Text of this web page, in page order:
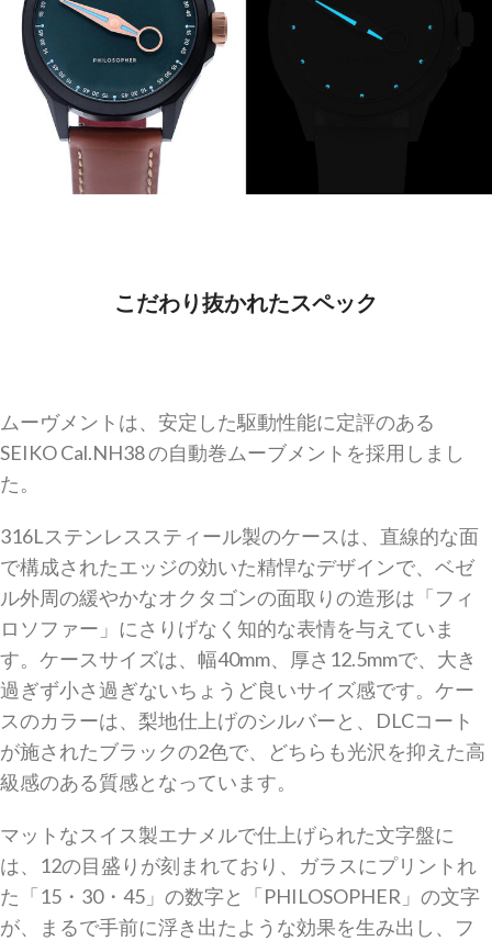
こだわり抜かれたスペック
ムーヴメントは、安定した駆動性能に定評のある
SEIKO Cal.NH38 の自動巻ムーブメントを採用しまし
た。
316Lステンレススティール製のケースは、直線的な面
で構成されたエッジの効いた精悍なデザインで、ベゼ
ル外周の緩やかなオクタゴンの面取りの造形は「フィ
ロソファー」にさりげなく知的な表情を与えていま
す。ケースサイズは、幅40mm、厚さ12.5mmで、大き
過ぎず小さ過ぎないちょうど良いサイズ感です。ケー
スのカラーは、梨地仕上げのシルバーと、DLCコート
が施されたブラックの2色で、どちらも光沢を抑えた高
級感のある質感となっています。
マットなスイス製エナメルで仕上げられた文字盤に
は、12の目盛りが刻まれており、 ガラスにプリントれ
た「15・30・45」の数字と「PHILOSOPHER」の文字
が、まるで手前に浮き出たような効果を生み出し、フ